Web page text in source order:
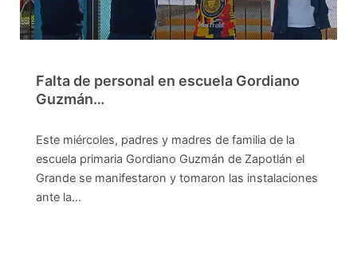
Falta de personal en escuela Gordiano
Guzmán…
Este miércoles, padres y madres de familia de la
escuela primaria Gordiano Guzmán de Zapotlán el
Grande se manifestaron y tomaron las instalaciones
ante la…